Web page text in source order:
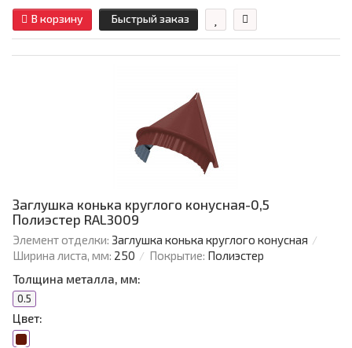
В корзину Быстрый заказ
Заглушка конька круглого конусная-0,5
Полиэстер RAL3009
Элемент отделки: Заглушка конька круглого конусная
Ширина листа, мм: 250 Покрытие: Полиэстер
Толщина металла, мм:
0.5
Цвет: